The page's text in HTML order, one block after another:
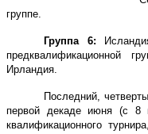
группе.
Группа 6:
предквалификационной
Ирландия.
Последний,
первой декаде июня (с 8
квалификационного